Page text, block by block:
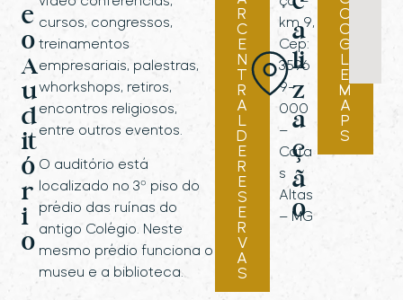
e
o
A
u
d
it
ó
r
i
o
cursos, congressos,
treinamentos
empresariais, palestras,
whorkshops, retiros,
encontros religiosos,
entre outros eventos.
O auditório está
localizado no 3º piso do
prédio das ruínas do
antigo Colégio. Neste
mesmo prédio funciona o
museu e a biblioteca.
R
C
E
N
T
R
A
L
D
E
R
E
S
E
R
V
A
S
a
li
z
a
ç
ã
o
km 9,
Cep:
3596
9-
000
–
Cata
s
Altas
– MG
O
O
G
L
E
M
A
P
S